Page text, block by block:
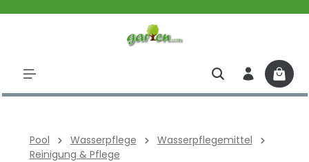
Pool Wasserpflege
Wasserpflegemittel
Reinigung & Pflege